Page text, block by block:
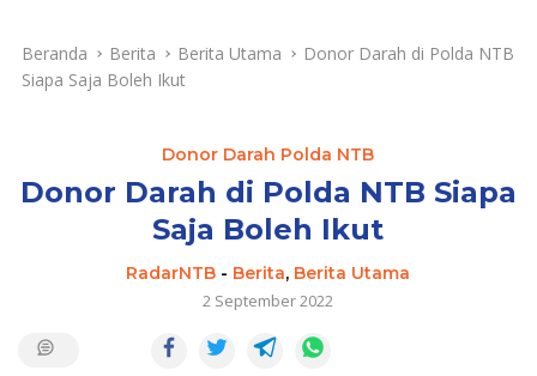
Beranda Berita Berita Utama
Donor Darah di Polda NTB
Siapa Saja Boleh Ikut
Donor Darah Polda NTB
Donor Darah di Polda NTB Siapa
Saja Boleh Ikut
RadarNTB - Berita, Berita Utama
2 September 2022